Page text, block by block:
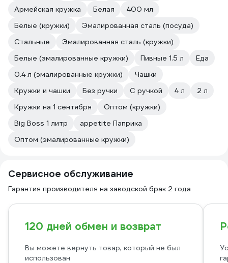
Армейская кружка
Белая
400 мл
Белые (кружки)
Эмалированная сталь (посуда)
Стальные
Эмалированная сталь (кружки)
Белые (эмалированные кружки)
Пивные 1.5 л
Еда
0.4 л (эмалированные кружки)
Чашки
Кружки и чашки
Без ручки С ручкой 4 л
2 л
Кружки на 1 сентября
Оптом (кружки)
Big Boss 1 литр
appetite Паприка
Оптом (эмалированные кружки)
Сервисное обслуживание
Гарантия производителя на заводской брак 2 года
120 дней обмен и возврат
Вы можете вернуть товар, который не был
использован